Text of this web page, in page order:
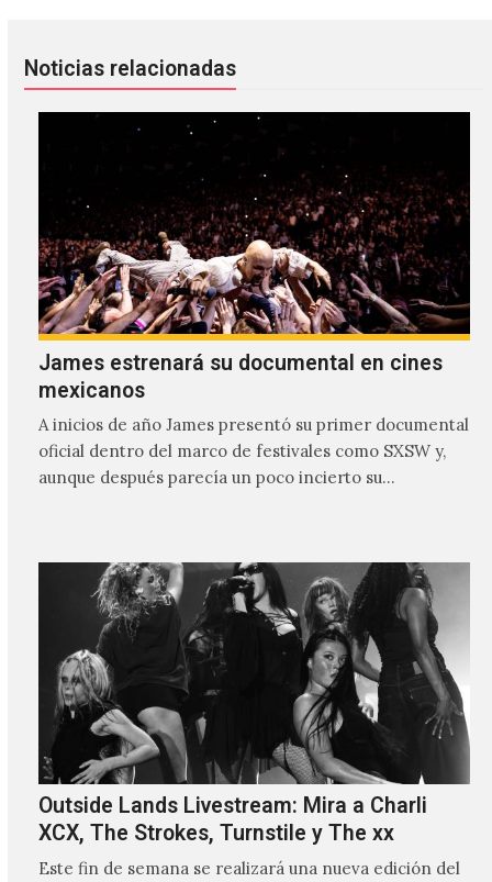
Noticias relacionadas
James estrenará su documental en cines
mexicanos
A inicios de año James presentó su primer documental
oficial dentro del marco de festivales como SXSW y,
aunque después parecía un poco incierto su…
Outside Lands Livestream: Mira a Charli
XCX, The Strokes, Turnstile y The xx
Este fin de semana se realizará una nueva edición del